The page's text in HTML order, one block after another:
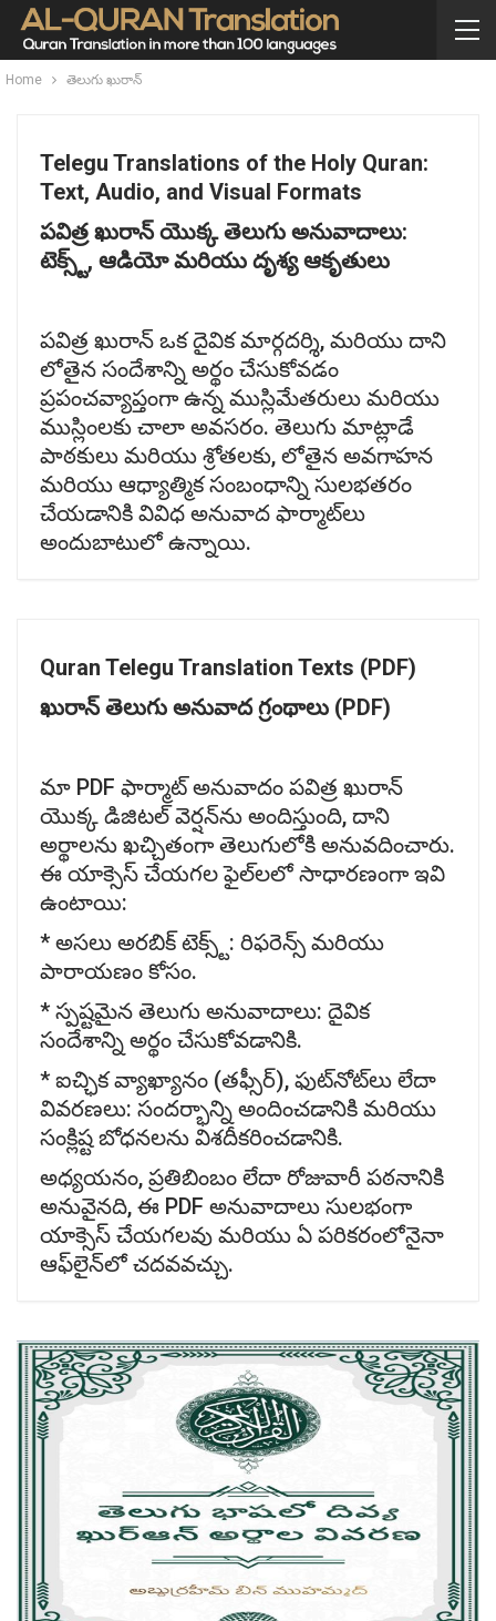
Home తెలుగు ఖురాన్
Telegu Translations of the Holy Quran:
Text, Audio, and Visual Formats
పవిత్ర ఖురాన్యొక్కతెలుగు అనువాదాలు:
టెక్స్ట్, ఆడియోమరియు దృశ్యఆకృతులు
పవిత్ర ఖురాన్ ఒక దైవిక మార్గదర్శి, మరియు దాని
లోతైన సందేశాన్ని అర్థం చేసుకోవడం
ప్రపంచవ్యాప్తంగా ఉన్న ముస్లిమేతరులు మరియు
ముస్లింలకు చాలా అవసరం. తెలుగు మాట్లాడే
పాఠకులు మరియు శ్రోతలకు, లోతైన అవగాహన
మరియు ఆధ్యాత్మిక సంబంధాన్ని సులభతరం
చేయడానికి వివిధ అనువాద ఫార్మాట్‌లు
అందుబాటులో ఉన్నాయి.
Quran Telegu Translation Texts (PDF)
ఖురాన్తెలుగు అనువాదగ్రంథాలు (PDF)
మా PDF ఫార్మాట్ అనువాదం పవిత్ర ఖురాన్
యొక్క డిజిటల్ వెర్షన్‌ను అందిస్తుంది, దాని
అర్థాలను ఖచ్చితంగా తెలుగులోకి అనువదించారు.
ఈ యాక్సెస్ చేయగల ఫైల్‌లలో సాధారణంగా ఇవి
ఉంటాయి:
* అసలు అరబిక్ టెక్స్ట్: రిఫరెన్స్ మరియు
పారాయణం కోసం.
* స్పష్టమైన తెలుగు అనువాదాలు: దైవిక
సందేశాన్ని అర్థం చేసుకోవడానికి.
* ఐచ్ఛిక వ్యాఖ్యానం (తఫ్సీర్), ఫుట్‌నోట్‌లు లేదా
వివరణలు: సందర్భాన్ని అందించడానికి మరియు
సంక్లిష్ట బోధనలను విశదీకరించడానికి.
అధ్యయనం, ప్రతిబింబం లేదా రోజువారీ పఠనానికి
అనువైనది, ఈ PDF అనువాదాలు సులభంగా
యాక్సెస్ చేయగలవు మరియు ఏ పరికరంలోనైనా
ఆఫ్‌లైన్‌లో చదవవచ్చు.